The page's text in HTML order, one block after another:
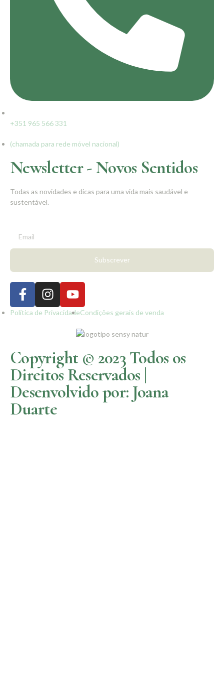
+351 965 566 331
(chamada para rede móvel nacional)
Newsletter - Novos Sentidos
Todas as novidades e dicas para uma vida mais saudável e
sustentável.
Subscrever
Política de PrivacidadeCondições gerais de venda
Copyright © 2023 Todos os
Direitos Reservados |
Desenvolvido por: Joana
Duarte